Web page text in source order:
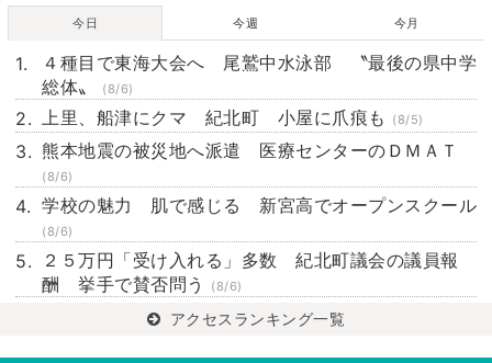
今日 今週 今月
４種目で東海大会へ 尾鷲中水泳部 〝最後の県中学
総体〟
(8/6)
上里、船津にクマ 紀北町 小屋に爪痕も (8/5)
熊本地震の被災地へ派遣 医療センターのＤＭＡＴ
(8/6)
学校の魅力 肌で感じる 新宮高でオープンスクール
(8/6)
２５万円「受け入れる」多数 紀北町議会の議員報
酬 挙手で賛否問う
(8/6)
アクセスランキング一覧